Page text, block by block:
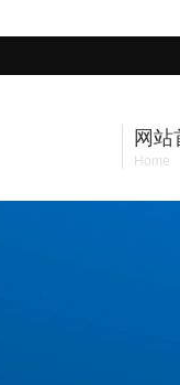
网站
Home